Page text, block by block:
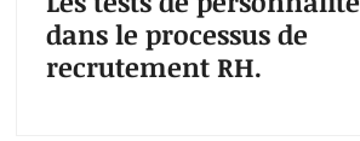
dans le processus de
recrutement RH.